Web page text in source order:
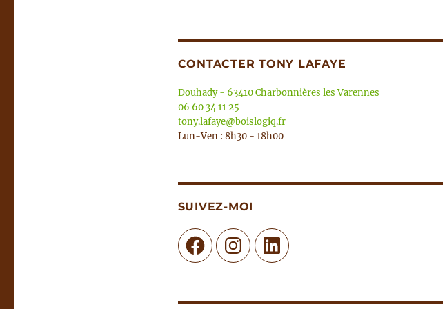
CONTACTER TONY LAFAYE
Douhady - 63410 Charbonnières les Varennes
06 60 34 11 25
tony.lafaye@boislogiq.fr
Lun-Ven : 8h30 - 18h00
SUIVEZ-MOI
FacebookInstagramLinkedIn